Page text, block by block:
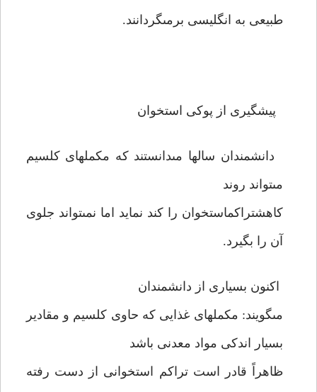
طبيعى به انگليسى برمى‏گردانند.
پيشگيرى از پوكى استخوان
دانشمندان سالها مى‏دانستند كه مكملهاى كلسيم
مى‏تواند روند
كاهش‏تراكم‏استخوان را كند نمايد اما نمى‏تواند جلوى
آن را بگيرد.
اكنون بسيارى از دانشمندان
مى‏گويند: مكملهاى غذايى كه حاوى كلسيم و مقادير
بسيار اندكى مواد معدنى باشد
ظاهراً قادر است تراكم استخوانى از دست رفته